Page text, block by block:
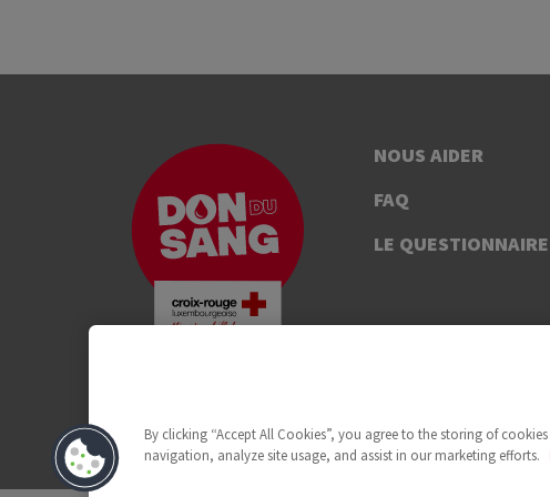
NOUS AIDER
FAQ
LE QUESTIONNAIRE
By clicking “Accept All Cookies”, you agree to the storing of
navigation, analyze site usage, and assist in our marketing efforts.